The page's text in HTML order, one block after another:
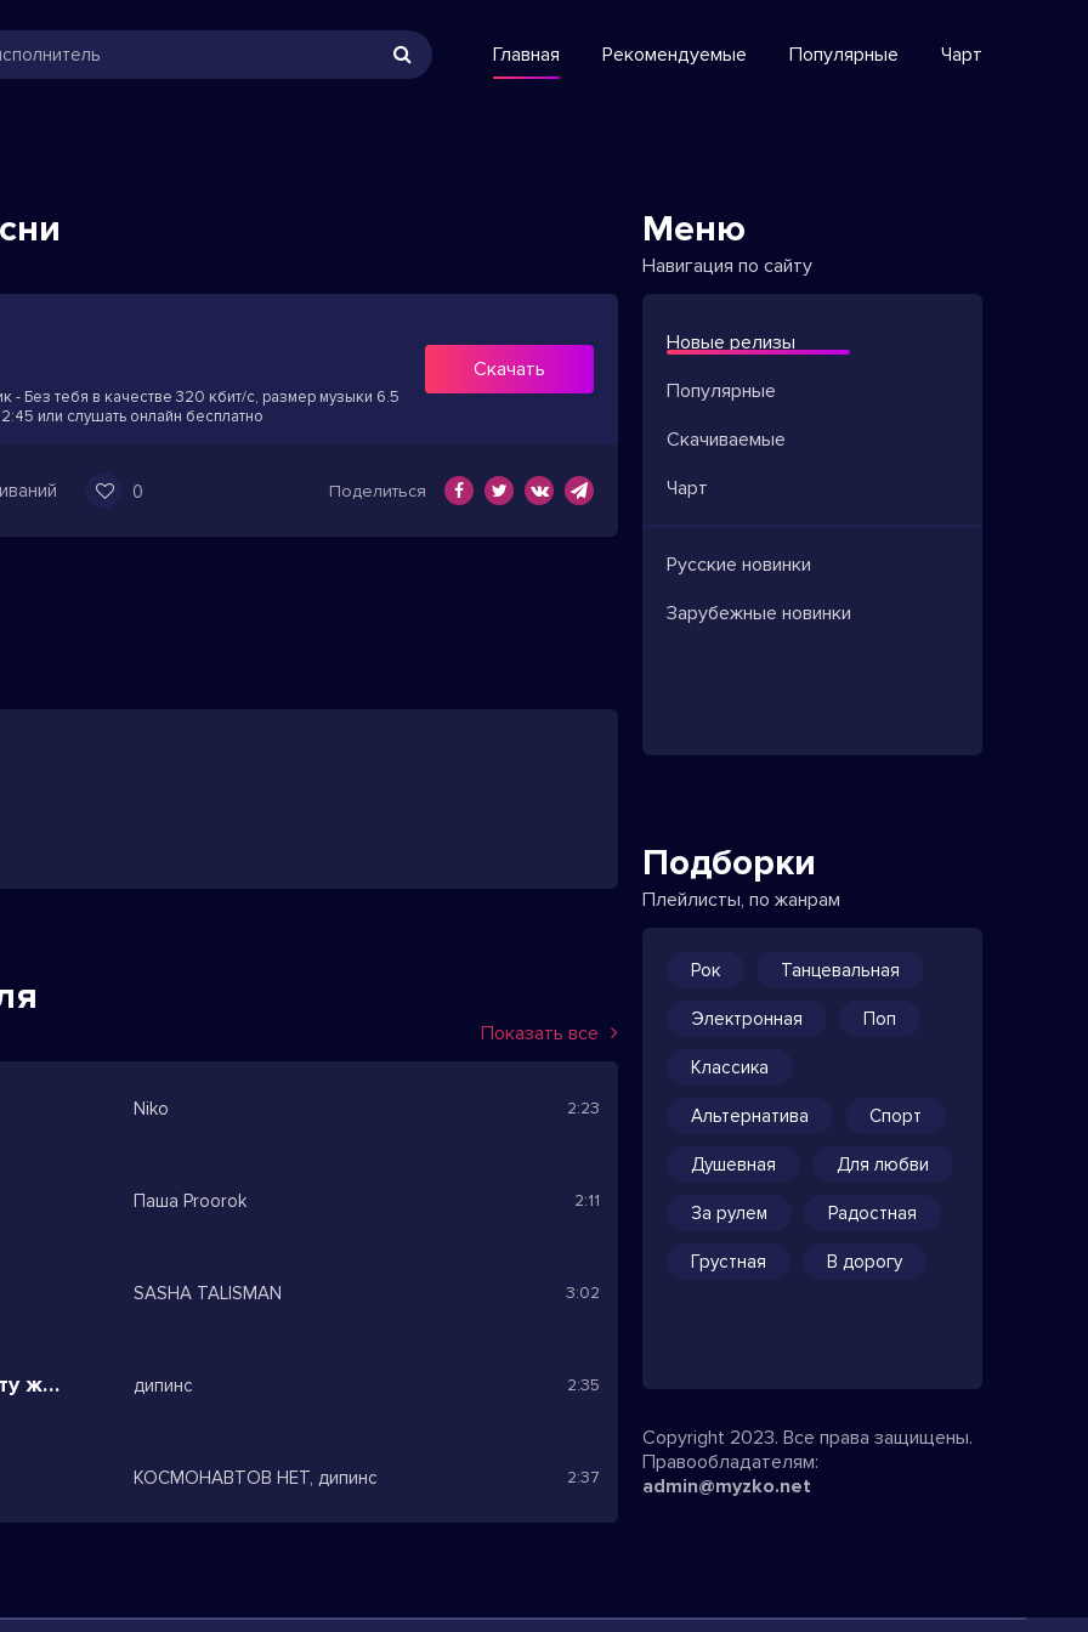
Главная Рекомендуемые Популярные Чарт
- Без тебя в качестве 320 кбит/с, размер музыки 6.5
или слушать онлайн бесплатно
Скачать
0 Поделиться
Показать все
Niko 2:23
Паша Proorok 2:11
SASHA TALISMAN 3:02
Убегай давай дыши плюнь на эту жизнь дипинс 2:35
КОСМОНАВТОВ НЕТ, дипинс 2:37
Меню
Навигация по сайту
Новые релизы
Популярные
Скачиваемые
Чарт
Русские новинки
Зарубежные новинки
Подборки
Плейлисты, по жанрам
Рок Танцевальная
Электронная Поп
Классика
Альтернатива Спорт
Душевная Для любви
За рулем Радостная
Грустная В дорогу
Copyright 2023. Все права защищены.
Правообладателям:
admin@myzko.net